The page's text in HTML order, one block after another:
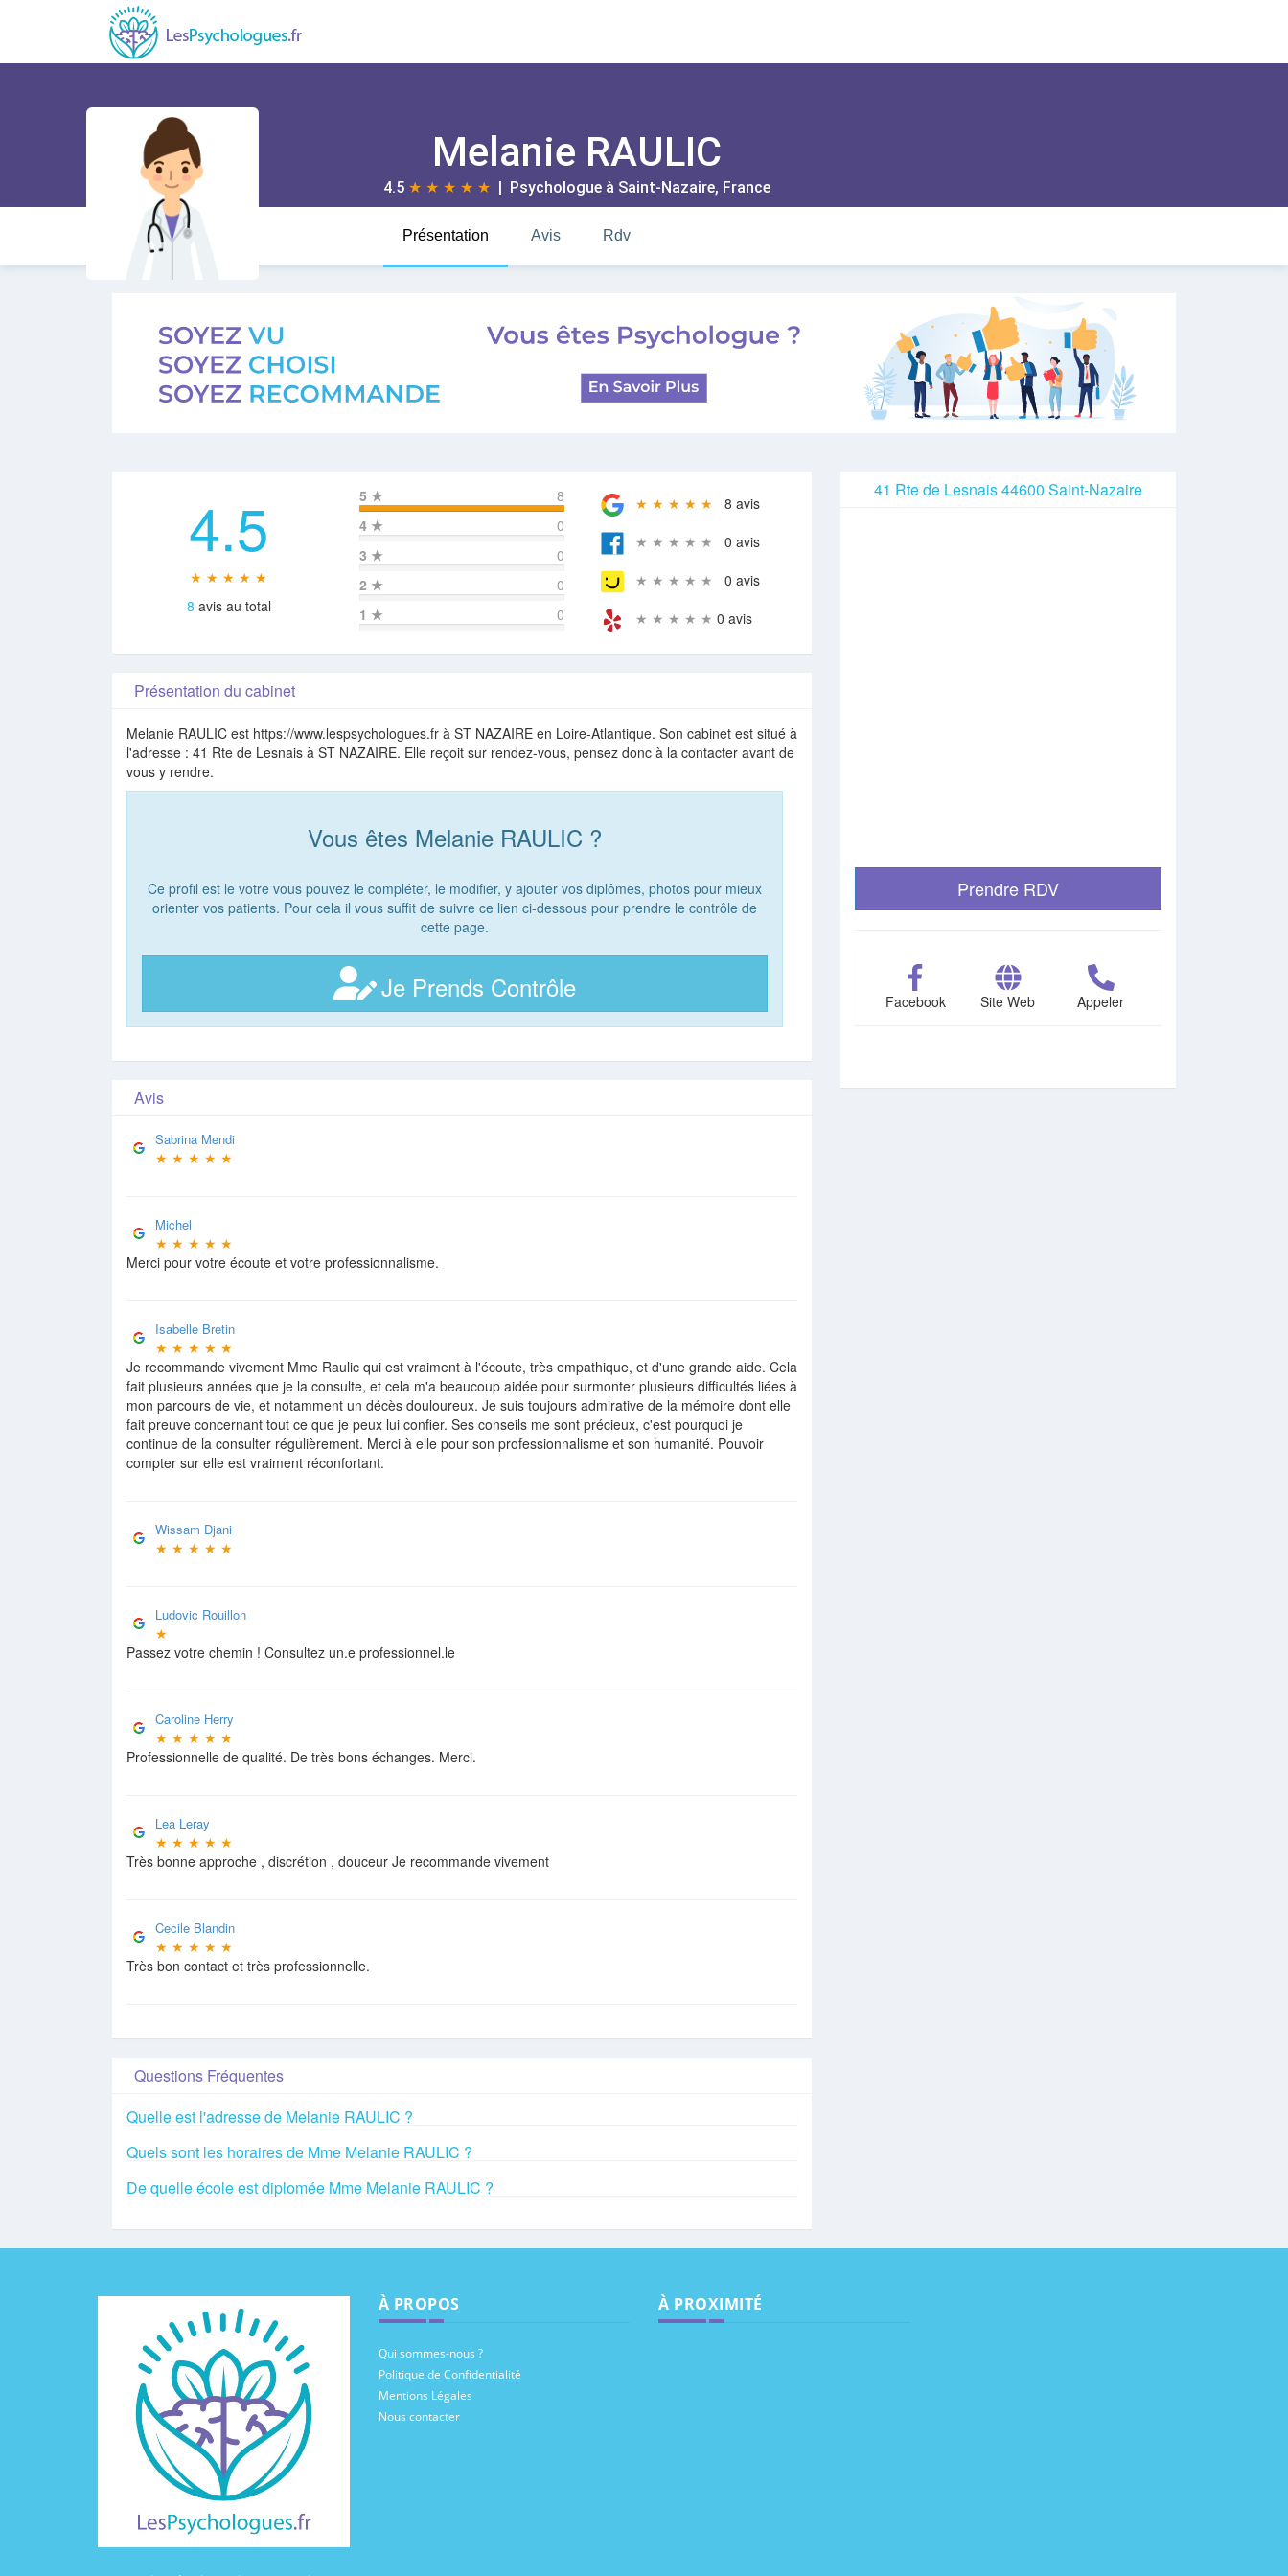
Melanie RAULIC
4.5 ★ ★ ★ ★ ★ | Psychologue à Saint-Nazaire, France
Présentation Avis Rdv
4.5
★ ★ ★ ★ ★
8 avis au total
5 ★
8
4 ★
0
3 ★
0
2 ★
0
1 ★ 0
★ ★ ★ ★ ★ 8 avis
★ ★ ★ ★ ★ 0 avis
★ ★ ★ ★ ★ 0 avis
★ ★ ★ ★ ★ 0 avis
Présentation du cabinet
Melanie RAULIC est https://www.lespsychologues.fr à ST NAZAIRE en Loire-Atlantique. Son cabinet est situé à
l'adresse : 41 Rte de Lesnais à ST NAZAIRE. Elle reçoit sur rendez-vous, pensez donc à la contacter avant de
vous y rendre.
Vous êtes Melanie RAULIC ?
Ce profil est le votre vous pouvez le compléter, le modifier, y ajouter vos diplômes, photos pour mieux
orienter vos patients. Pour cela il vous suffit de suivre ce lien ci-dessous pour prendre le contrôle de
cette page.
Je Prends Contrôle
Avis
Sabrina Mendi
★ ★ ★ ★ ★
Michel
★ ★ ★ ★ ★
Merci pour votre écoute et votre professionnalisme.
Isabelle Bretin
★ ★ ★ ★ ★
Je recommande vivement Mme Raulic qui est vraiment à l'écoute, très empathique, et d'une grande aide. Cela
fait plusieurs années que je la consulte, et cela m'a beaucoup aidée pour surmonter plusieurs difficultés liées à
mon parcours de vie, et notamment un décès douloureux. Je suis toujours admirative de la mémoire dont elle
fait preuve concernant tout ce que je peux lui confier. Ses conseils me sont précieux, c'est pourquoi je
continue de la consulter régulièrement. Merci à elle pour son professionnalisme et son humanité. Pouvoir
compter sur elle est vraiment réconfortant.
Wissam Djani
★ ★ ★ ★ ★
Ludovic Rouillon
★
Passez votre chemin ! Consultez un.e professionnel.le
Caroline Herry
★ ★ ★ ★ ★
Professionnelle de qualité. De très bons échanges. Merci.
Lea Leray
★ ★ ★ ★ ★
Très bonne approche , discrétion , douceur Je recommande vivement
Cecile Blandin
★ ★ ★ ★ ★
Très bon contact et très professionnelle.
Questions Fréquentes
Quelle est l'adresse de Melanie RAULIC ?
Quels sont les horaires de Mme Melanie RAULIC ?
De quelle école est diplomée Mme Melanie RAULIC ?
41 Rte de Lesnais 44600 Saint-Nazaire
Prendre RDV
Facebook Site Web Appeler
À PROPOS
Qui sommes-nous ?
Politique de Confidentialité
Mentions Légales
Nous contacter
À PROXIMITÉ